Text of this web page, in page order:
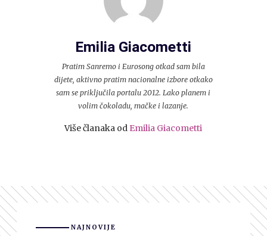
Emilia Giacometti
Pratim Sanremo i Eurosong otkad sam bila
dijete, aktivno pratim nacionalne izbore otkako
sam se priključila portalu 2012. Lako planem i
volim čokoladu, mačke i lazanje.
Više članaka od Emilia Giacometti
NAJNOVIJE